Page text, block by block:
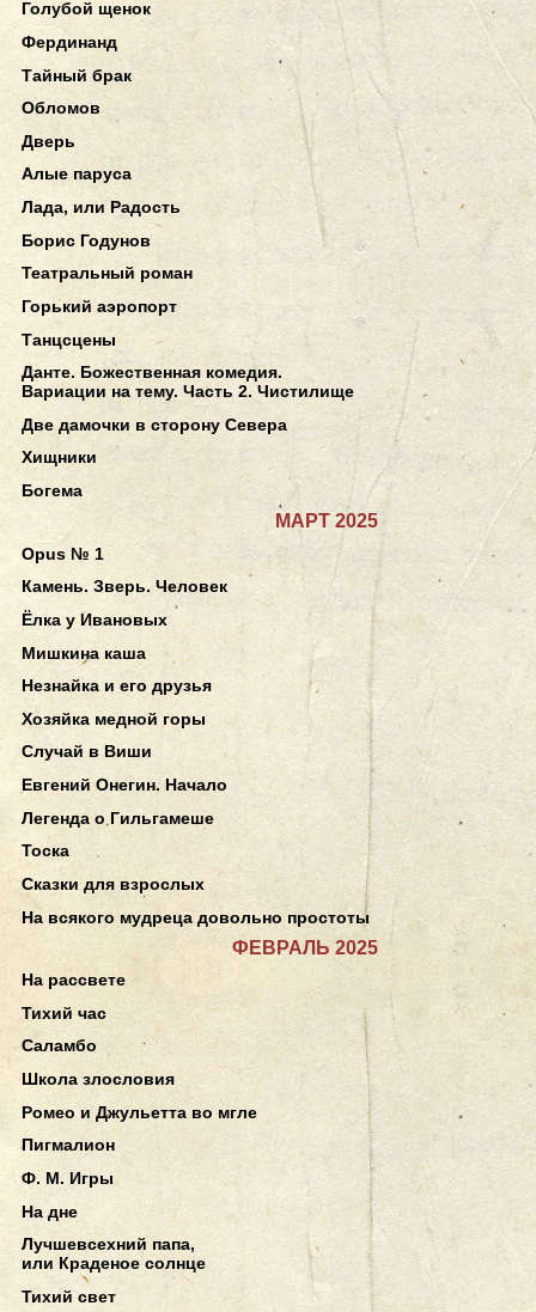
Голубой щенок
Фердинанд
Тайный брак
Обломов
Дверь
Алые паруса
Лада, или Радость
Борис Годунов
Театральный роман
Горький аэропорт
Танцсцены
Данте. Божественная комедия.
Вариации на тему. Часть 2. Чистилище
Две дамочки в сторону Севера
Хищники
Богема
МАРТ 2025
Opus № 1
Камень. Зверь. Человек
Ёлка у Ивановых
Мишкина каша
Незнайка и его друзья
Хозяйка медной горы
Случай в Виши
Евгений Онегин. Начало
Легенда о Гильгамеше
Тоска
Сказки для взрослых
На всякого мудреца довольно простоты
ФЕВРАЛЬ 2025
На рассвете
Тихий час
Саламбо
Школа злословия
Ромео и Джульетта во мгле
Пигмалион
Ф. М. Игры
На дне
Лучшевсехний папа,
или Краденое солнце
Тихий свет